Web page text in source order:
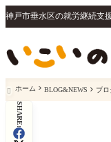
神戸市垂水区の就労継続支
 ホーム BLOG&NEWS ブロ
SHARE: